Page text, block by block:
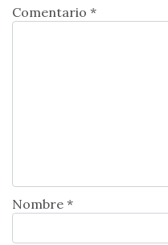
Comentario *
Nombre *